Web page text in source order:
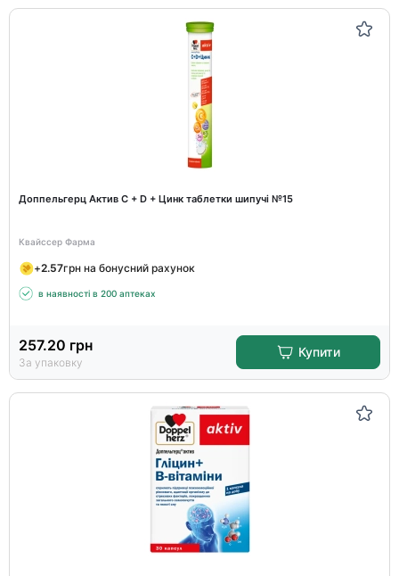
Доппельгерц Актив С + D + Цинк таблетки шипучі №15
Квайссер Фарма
+2.57грн на бонусний рахунок
в наявності в 200 аптеках
257.20 грн
За упаковку
Купити